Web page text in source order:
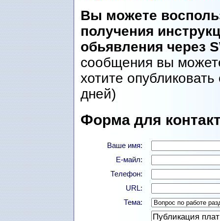
Вы можете
получения
обьявления через
сообщения вы
хотите
дней)
Форма для
Ваше имя:
Е-майл:
Телефон:
URL:
Тема: